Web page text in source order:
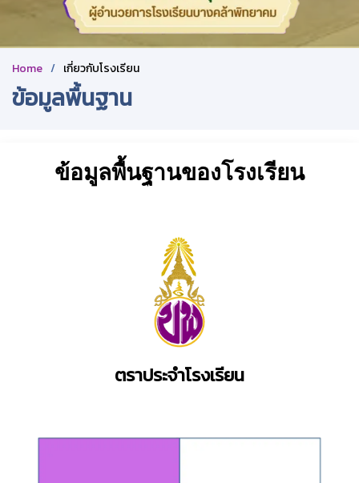
Home เกี่ยวกับโรงเรียน
ข้อมูลพื้นฐาน
ข้อมูลพื้นฐานของโรงเรียน
ตราประจำโรงเรียน